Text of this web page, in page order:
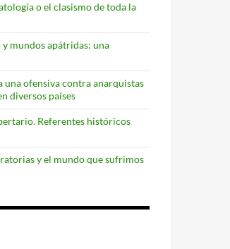
o el clasismo de toda la
y mundos apátridas: una
una ofensiva contra anarquistas
diversos países
Referentes históricos
y el mundo que sufrimos